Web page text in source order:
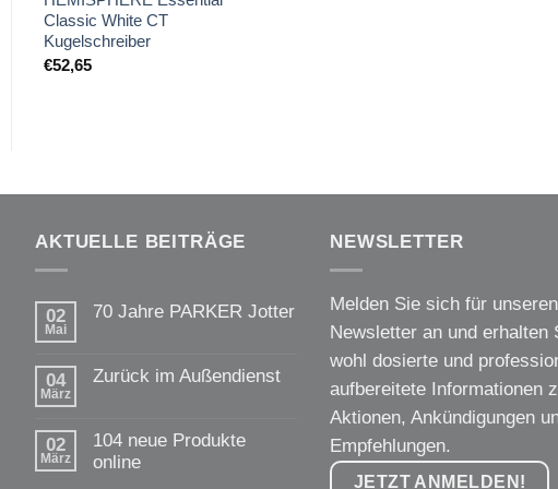
Classic White CT
Kugelschreiber
€52,65
AKTUELLE BEITRÄGE
02
Mai
70 Jahre PARKER Jotter
70
04
März
Zurück im Außendienst
Zurück
im
02
März
104 neue Produkte
online
NEWSLETTER
Melden Sie sich für unseren
Newsletter an und erhalten
wohl dosierte und
aufbereitete Informationen
Aktionen, Ankündigungen
Empfehlungen.
JETZT ANMELDEN!